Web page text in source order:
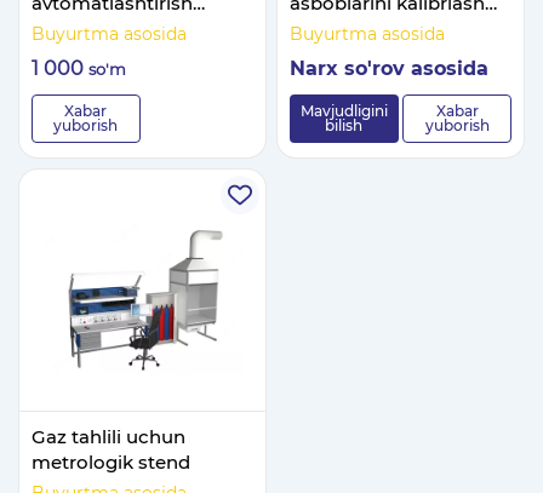
tizimlarini o'rnatish va
ishga tushirish.
Buyurtma asosida
1 000 so'm
Xabar
yuborish
uchun metrologik
Buyurtma asosida
Narx so'rov asosida
Mavjudligini
bilish
Xabar
yuborish
Gaz tahlili uchun
metrologik stend